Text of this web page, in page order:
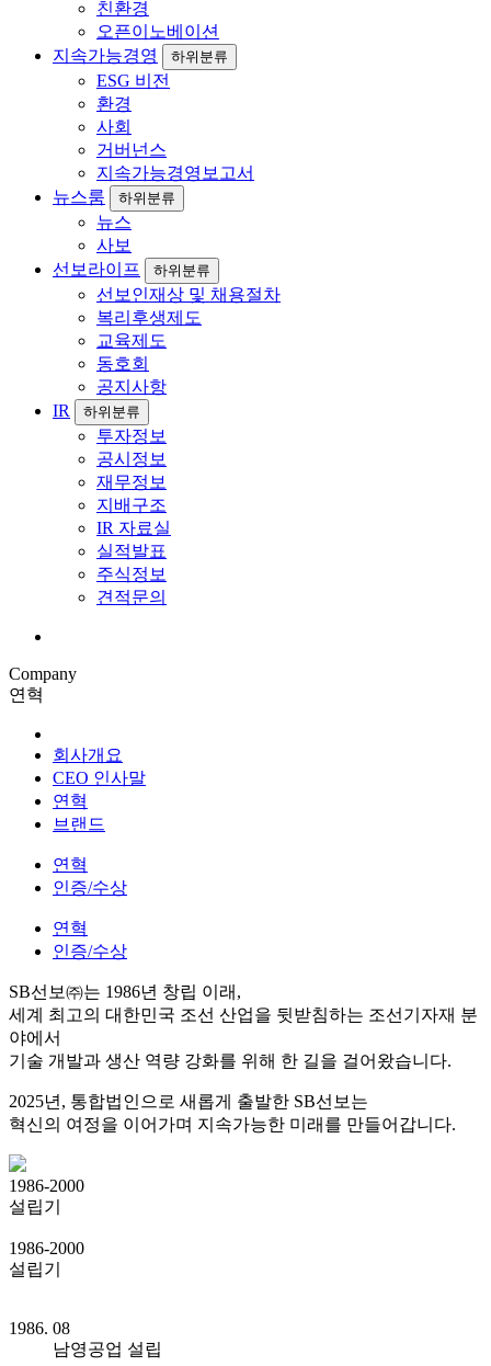
친환경
오픈이노베이션
지속가능경영
하위분류
ESG 비전
환경
사회
거버넌스
지속가능경영보고서
뉴스룸
하위분류
뉴스
사보
선보라이프
하위분류
선보인재상 및 채용절차
복리후생제도
교육제도
동호회
공지사항
IR
하위분류
투자정보
공시정보
재무정보
지배구조
IR 자료실
실적발표
주식정보
견적문의
Company
연혁
회사개요
CEO 인사말
연혁
브랜드
연혁
인증/수상
연혁
인증/수상
SB선보㈜는 1986년 창립 이래,
세계 최고의 대한민국 조선 산업을 뒷받침하는 조선기자재 분
야에서
기술 개발과 생산 역량 강화를 위해 한 길을 걸어왔습니다.
2025년, 통합법인으로 새롭게 출발한 SB선보는
혁신의 여정을 이어가며 지속가능한 미래를 만들어갑니다.
1986-2000
설립기
1986-2000
설립기
1986. 08
남영공업 설립